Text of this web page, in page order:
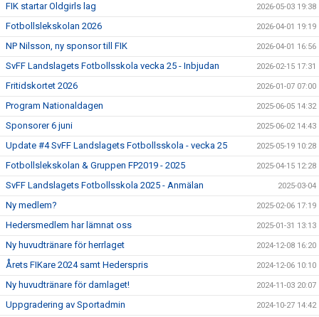
FACEBOOK
INSTAGRAM
FIK startar Oldgirls lag 2026-05-03 19:38
Fotbollslekskolan 2026 2026-04-01 19:19
NP Nilsson, ny sponsor till FIK 2026-04-01 16:56
SvFF Landslagets Fotbollsskola vecka 25 - Inbjudan 2026-02-15 17:31
Fritidskortet 2026 2026-01-07 07:00
Program Nationaldagen 2025-06-05 14:32
Sponsorer 6 juni 2025-06-02 14:43
Update #4 SvFF Landslagets Fotbollsskola - vecka 25 2025-05-19 10:28
Fotbollslekskolan & Gruppen FP2019 - 2025 2025-04-15 12:28
SvFF Landslagets Fotbollsskola 2025 - Anmälan 2025-03-04
Ny medlem? 2025-02-06 17:19
Hedersmedlem har lämnat oss 2025-01-31 13:13
Ny huvudtränare för herrlaget 2024-12-08 16:20
Årets FIKare 2024 samt Hederspris 2024-12-06 10:10
Ny huvudtränare för damlaget! 2024-11-03 20:07
Uppgradering av Sportadmin 2024-10-27 14:42